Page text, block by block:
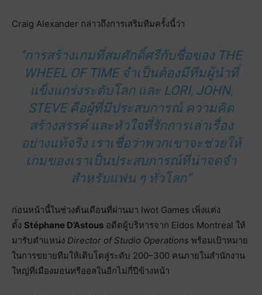
Craig Alexander กล่าวถึงการเสริมทีมครั้งนี้ว่า
“การสร้างเกมที่สมศักดิ์ศรีกับชื่อของ THE
WHEEL OF TIME จำเป็นต้องมีทีมผู้นำที่
แข็งแกร่งระดับโลก และ LORI, JOHN,
STEVE คือผู้ที่มีประสบการณ์ ความคิด
สร้างสรรค์ และหัวใจที่รักการเล่าเรื่อง
อย่างแท้จริง เราเชื่อว่าพวกเขาจะช่วยให้
เกมของเราเป็นประสบการณ์ที่น่าจดจำ
สำหรับแฟน ๆ ทั่วโลก”
ก่อนหน้านี้ในช่วงต้นเดือนที่ผ่านมา Iwot Games เพิ่งแต่ง
ตั้ง Stéphane D’Astous อดีตผู้บริหารจาก Eidos Montreal ให้
มารับตำแหน่ง Director of Studio Operations พร้อมเป้าหมาย
ในการขยายทีมให้เติบโตสู่ระดับ 200–300 คนภายในสำนักงาน
ใหญ่ที่เมืองมอนทรีออลในอีกไม่กี่ปีข้างหน้า